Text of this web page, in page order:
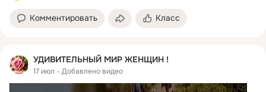
Комментировать Класс
УДИВИТЕЛЬНЫЙ МИР ЖЕНЩИН !
17 июл Добавлено видео